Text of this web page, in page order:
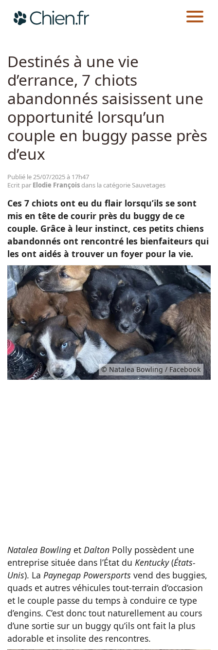
Races
Guides
CHIEN.FR ACTUALITÉS
Destinés à une vie
d’errance, 7 chiots
abandonnés saisissent une
opportunité lorsqu’un
couple en buggy passe près
d’eux
Publié le 25/07/2025 à 17h47
Ecrit par Elodie Françoisdans la catégorie Sauvetages
Ces 7 chiots ont eu du flair lorsqu’ils se sont
mis en tête de courir près du buggy de ce
couple. Grâce à leur instinct, ces petits chiens
abandonnés ont rencontré les bienfaiteurs qui
les ont aidés à trouver un foyer pour la vie.
© Natalea Bowling / Facebook
Natalea Bowling et Dalton Polly possèdent une
entreprise située dans l’État du Kentucky(États-
Unis). La Paynegap Powersports vend des buggies,
quads et autres véhicules tout-terrain d’occasion
et le couple passe du temps à conduire ce type
d’engins. C’est donc tout naturellement au cours
d’une sortie sur un buggy qu’ils ont fait la plus
adorable et insolite des rencontres.